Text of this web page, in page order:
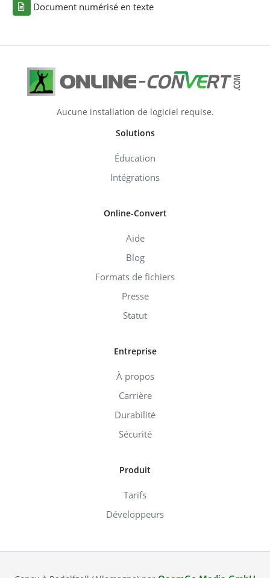
Document numérisé en texte
Aucune installation de logiciel requise.
Solutions
Éducation
Intégrations
Online-Convert
Aide
Blog
Formats de fichiers
Presse
Statut
Entreprise
À propos
Carrière
Durabilité
Sécurité
Produit
Tarifs
Développeurs